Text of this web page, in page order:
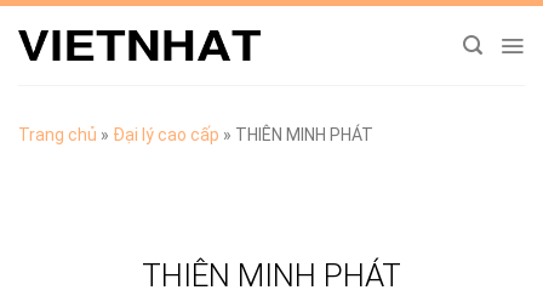
Chuyển
đến
Trang chủ » Đại lý cao cấp » THIÊN MINH PHÁT
THIÊN MINH PHÁT